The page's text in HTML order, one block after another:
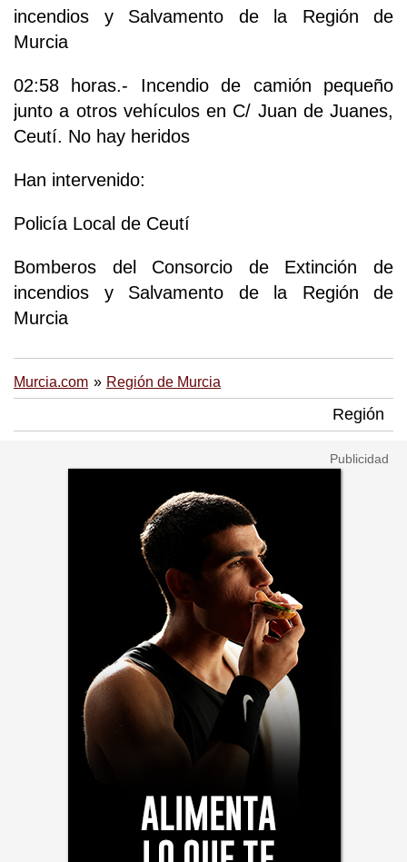
incendios y Salvamento de la Región de
Murcia
02:58 horas.- Incendio de camión pequeño
junto a otros vehículos en C/ Juan de Juanes,
Ceutí. No hay heridos
Han intervenido:
Policía Local de Ceutí
Bomberos del Consorcio de Extinción de
incendios y Salvamento de la Región de
Murcia
Murcia.com Región de Murcia
Región